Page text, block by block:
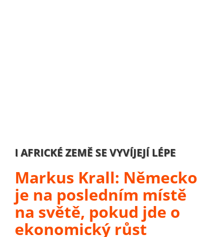
I AFRICKÉ ZEMĚ SE VYVÍJEJÍ LÉPE
Markus Krall: Německo
je na posledním místě
na světě, pokud jde o
ekonomický růst